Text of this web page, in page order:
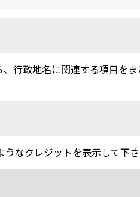
行政地名に関連する項目を
なクレジットを表示して下さ